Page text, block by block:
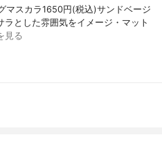
マスカラ1650円(税込)サンドベージ
とした雰囲気をイメージ・マット
見る